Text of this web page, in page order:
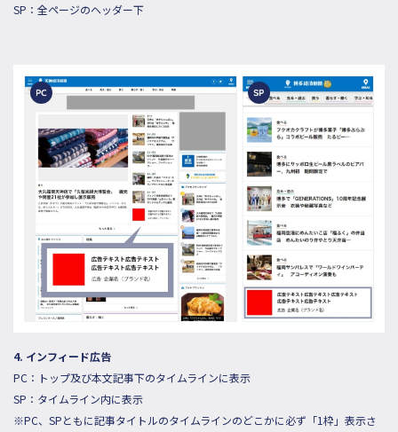
SP：全ページのヘッダー下
4. インフィード広告
PC：トップ及び本文記事下のタイムラインに表示
SP：タイムライン内に表示
※PC、SPともに記事タイトルのタイムラインのどこかに必ず「1枠」表示さ